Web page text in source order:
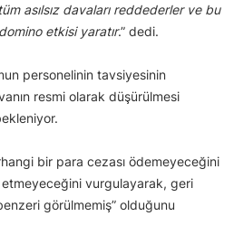
asılsız davaları reddederler ve bu
etkisi yaratır.” dedi.
personelinin tavsiyesinin
resmi olarak düşürülmesi
bir para cezası ödemeyeceğini
etmeyeceğini vurgulayarak, geri
görülmemiş” olduğunu